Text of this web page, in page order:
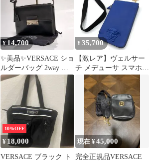
¥14,700
✨美品✨VERSACE ショ
ルダーバッグ 2way セ
カンド レザー ブラック
¥ 35,700
【激レア】ヴェルサー
チ メデューサ スマホシ
ョルダー バッグ ブルー
ゴールド
10%OFF
¥ 18,000
VERSACE ブラック ト
現在 ¥45,000
完全正規品VERSACE